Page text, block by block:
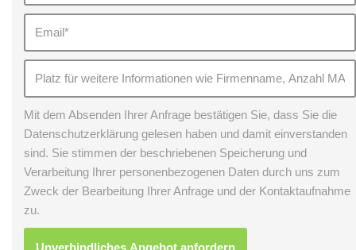
Mit dem Absenden Ihrer Anfrage bestätigen Sie, dass Sie die
Datenschutzerklärung gelesen haben und damit einverstanden
sind. Sie stimmen der beschriebenen Speicherung und
Verarbeitung Ihrer personenbezogenen Daten durch uns zum
Zweck der Bearbeitung Ihrer Anfrage und der Kontaktaufnahme
zu.